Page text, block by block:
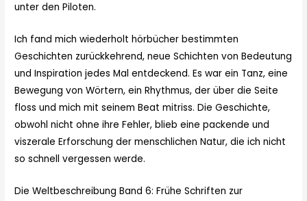
unter den Piloten.
Ich fand mich wiederholt hörbücher bestimmten
Geschichten zurückkehrend, neue Schichten von Bedeutung
und Inspiration jedes Mal entdeckend. Es war ein Tanz, eine
Bewegung von Wörtern, ein Rhythmus, der über die Seite
floss und mich mit seinem Beat mitriss. Die Geschichte,
obwohl nicht ohne ihre Fehler, blieb eine packende und
viszerale Erforschung der menschlichen Natur, die ich nicht
so schnell vergessen werde.
Die Weltbeschreibung Band 6: Frühe Schriften zur